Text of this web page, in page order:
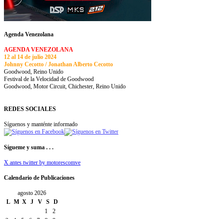
Agenda Venezolana
AGENDA VENEZOLANA
12 al 14 de julio 2024
Johnny Cecotto / Jonathan Alberto Cecotto
Goodwood, Reino Unido
Festival de la Velocidad de Goodwood
Goodwood, Motor Circuit, Chichester, Reino Unido
REDES SOCIALES
Síguenos y manténte informado
Sígueme y suma . . .
X antes twitter by motorescomve
Calendario de Publicaciones
agosto 2026
L M X J V S
D
1
2